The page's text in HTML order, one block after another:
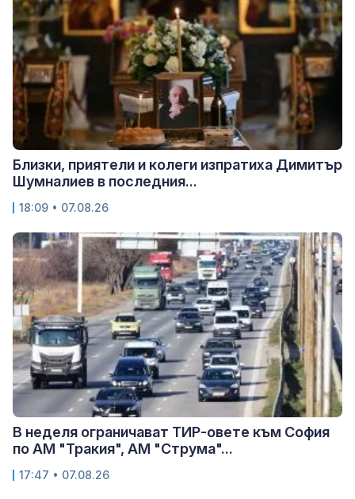
Близки, приятели и колеги изпратиха Димитър
Шумналиев в последния...
18:09 • 07.08.26
В неделя ограничават ТИР-овете към София
по АМ "Тракия", АМ "Струма"...
17:47 • 07.08.26